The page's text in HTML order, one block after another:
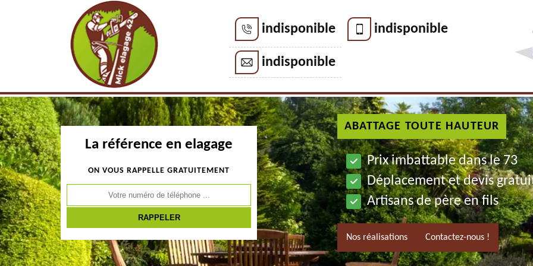
indisponible indisponible
indisponible
La référence en elagage
ON VOUS RAPPELLE GRATUITEMENT
ABATTAGE TOUTE HAUTEUR
Prix imbattable dans le 73
Déplacement et devis
Artisans de père en fils
Nos réalisations Contactez-nous !